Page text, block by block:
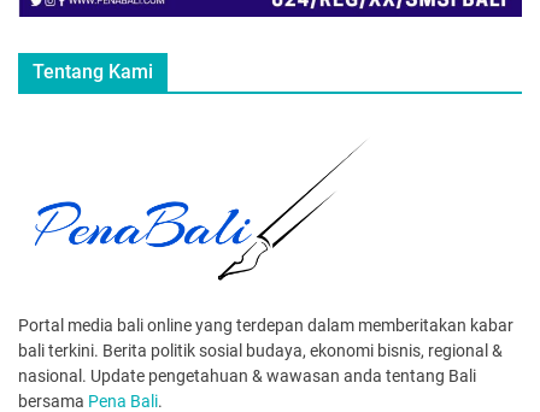
Tentang Kami
Portal media bali online yang terdepan dalam memberitakan kabar
bali terkini. Berita politik sosial budaya, ekonomi bisnis, regional &
nasional. Update pengetahuan & wawasan anda tentang Bali
bersama Pena Bali.